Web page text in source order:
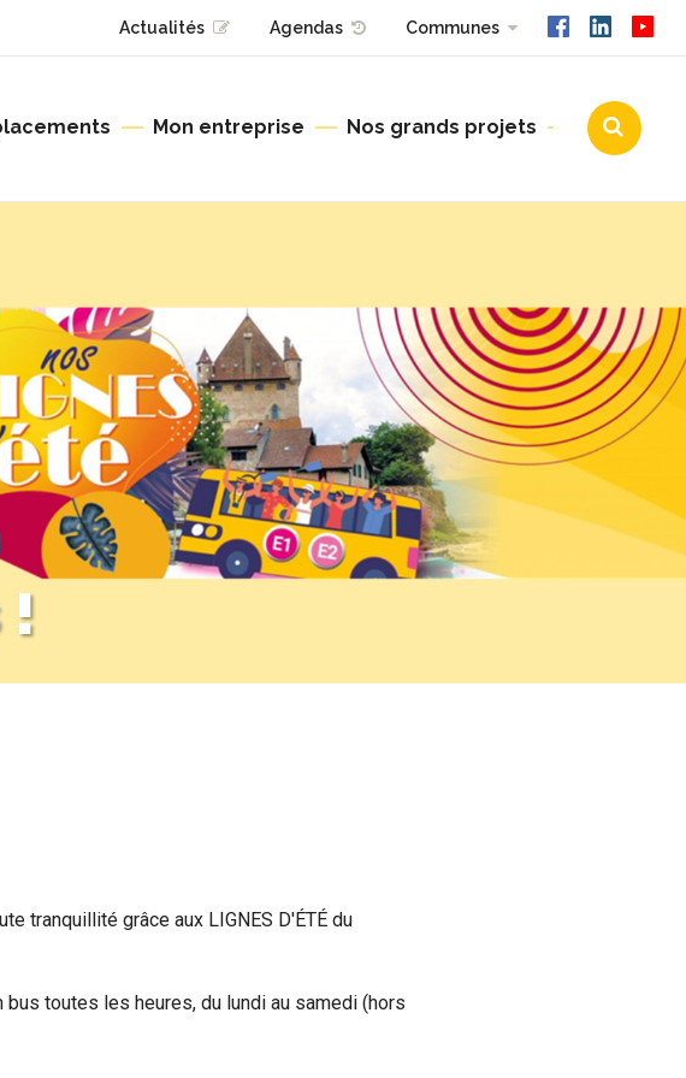
Actualités Agendas Communes
Mon entreprise Nos grands projets
!
tranquillité grâce aux LIGNES D'ÉTÉ du
toutes les heures, du lundi au samedi (hors